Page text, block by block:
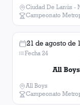
Ciudad De Lanús -
Campeonato
21 de agosto de
Fecha 24
All Boys
All Boys
Campeonato